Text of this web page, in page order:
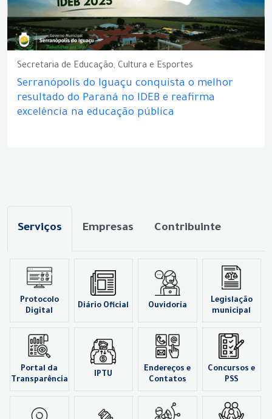
Secretaria de Educação, Cultura e Esportes
Serranópolis do Iguaçu conquista o melhor
resultado do Paraná no IDEB e reafirma
excelência na educação pública
Serviços Empresas Contribuinte
Protocolo
Digital
Diário Oficial Ouvidoria
Legislação
municipal
Portal da
Transparência
IPTU
Endereços e
Contatos
Concursos e
PSS